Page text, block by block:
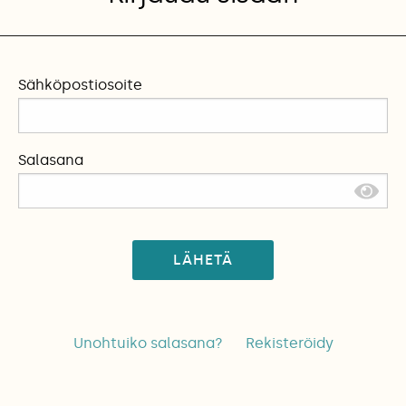
Sähköpostiosoite
Salasana
LÄHETÄ
Unohtuiko salasana? Rekisteröidy